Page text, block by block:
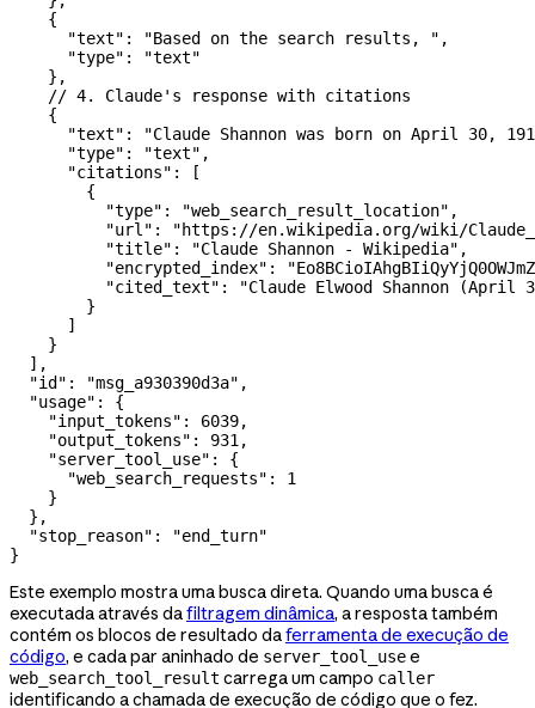
    {
      "text"
: "Based on the search results, " ,
      "type"
:
"text"
    },
    // 4. Claude's response with citations
    {
      "text"
:
"Claude Shannon was born on April 30,
      "type"
: "text" ,
      "citations"
: [
        {
          "type"
: "web_search_result_location" ,
          "url"
:
"https://en.wikipedia.org/wiki/
          "title"
: "Claude Shannon - Wikipedia" ,
          "encrypted_index"
:
          "cited_text"
:
"Claude Elwood Shannon
        }
      ]
    }
  ],
  "id"
: "msg_a930390d3a" ,
  "usage"
: {
    "input_tokens"
: 6039,
    "output_tokens"
: 931 ,
    "server_tool_use"
: {
      "web_search_requests"
: 1
    }
  },
  "stop_reason"
:
"end_turn"
}
Este exemplo mostra uma busca direta. Quando uma busca é
executada através dafiltragem dinâmica, a resposta também
contém os blocos de resultado daferramenta de execução de
código, e cada par aninhado de server_tool_usee
web_search_tool_result carrega um campo caller
identificando a chamada de execução de código que o fez.